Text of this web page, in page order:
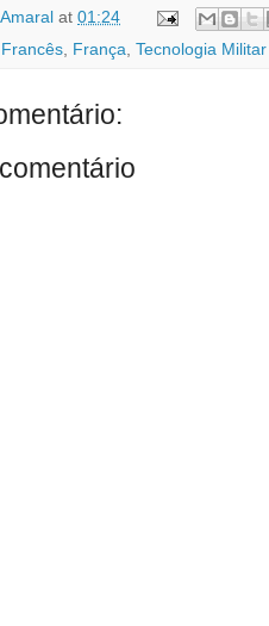
at 01:24
França Tecnologia Militar